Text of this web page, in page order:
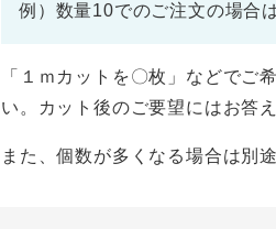
例）数量10でのご注文の場合
「１ｍカットを〇枚」などでご
い。カット後のご要望にはお答
また、個数が多くなる場合は別